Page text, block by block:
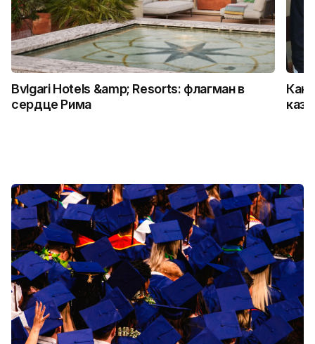
Bvlgari Hotels &amp; Resorts: флагман в
сердце Рима
Как